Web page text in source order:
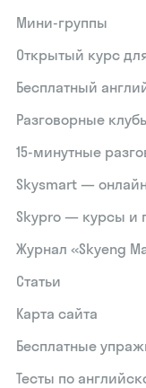
Мини-группы
Открытый курс
Бесплатный
Разговорные
15‑минутные
Skysmart —
Skypro — курсы и
Журнал «Skyeng
Статьи
Карта сайта
Бесплатные
Тесты по